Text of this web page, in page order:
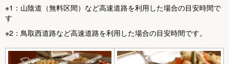
※1：山陰道（無料区間）など高速道路を利用した場合の目安時間で
す
※2：鳥取西道路など高速道路を利用した場合の目安時間です。